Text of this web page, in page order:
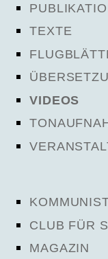
TEXTE
VIDEOS
CLUB FÜR
MAGAZIN